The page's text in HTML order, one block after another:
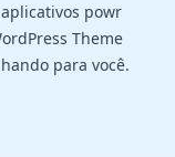
powr
Theme
para você.